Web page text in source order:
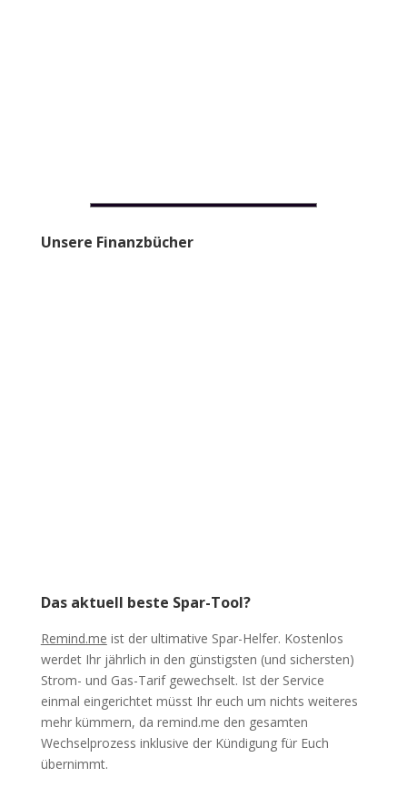
Unsere Finanzbücher
Das aktuell beste Spar-Tool?
Remind.me ist der ultimative Spar-Helfer. Kostenlos
werdet Ihr jährlich in den günstigsten (und sichersten)
Strom- und Gas-Tarif gewechselt. Ist der Service
einmal eingerichtet müsst Ihr euch um nichts weiteres
mehr kümmern, da remind.me den gesamten
Wechselprozess inklusive der Kündigung für Euch
übernimmt.